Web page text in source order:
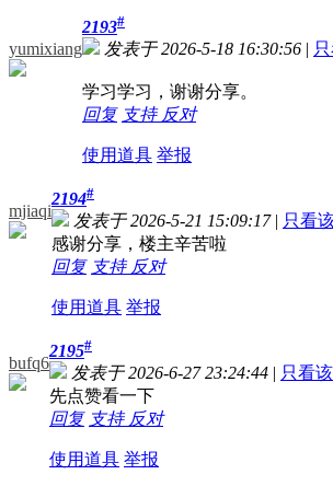
yumixiang
2193#
发表于 2026-5-18 16:30:56 |
学习学习，谢谢分享。
回复 支持 反对
使用道具 举报
mjiaqi
2194#
发表于 2026-5-21 15:09:17 | 只看
感谢分享，楼主辛苦啦
回复 支持 反对
使用道具 举报
bufq6
2195#
发表于 2026-6-27 23:24:44 | 只看
先点赞看一下
回复 支持 反对
使用道具 举报